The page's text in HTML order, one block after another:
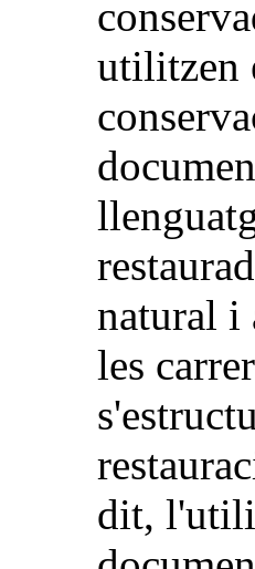
utilitzen
natural i
les
dit,